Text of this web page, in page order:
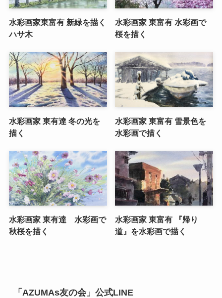
水彩画家東富有 新緑を描く
ハサ木
水彩画家 東富有 水彩画で
桜を描く
水彩画家 東有達 冬の光を
描く
水彩画家 東富有 雪景色を
水彩画で描く
水彩画家 東有達 水彩画で
秋桜を描く
水彩画家 東富有 『帰り
道』を水彩画で描く
「AZUMAs友の会」公式LINE